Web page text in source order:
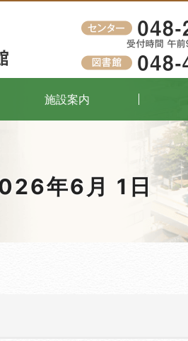
年6月 1日
受付時間
午前9時～午後8時（窓口）
施設案内